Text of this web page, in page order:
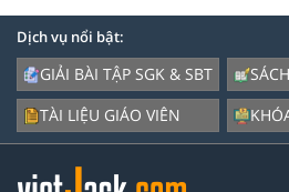
Dịch vụ nổi bật:
GIẢI BÀI TẬP SGK & SBT
TÀI LIỆU GIÁO VIÊN
SÁCH